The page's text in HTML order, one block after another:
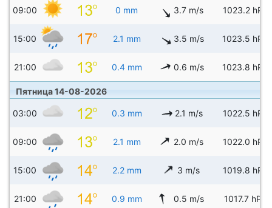
09:00 0 mm 3.7 m/s 1023.2 hPa
15:00 2.1 mm 3.5 m/s 1023.5 hPa
21:00 0.4 mm 0.6 m/s 1023.8 hPa
Пятница 14-08-2026
03:00 0.3 mm 2.1 m/s 1022.5 hPa
09:00 2.1 mm 2.0 m/s 1022.0 hPa
15:00 2.2 mm 3 m/s 1019.8 hPa
21:00 0.9 mm 0.5 m/s 1017.7 hPa